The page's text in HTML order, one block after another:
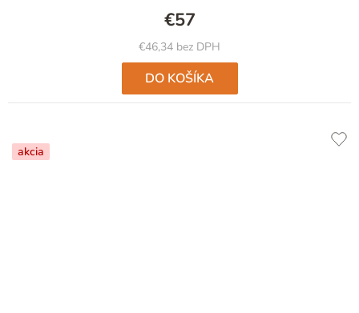
€46,34 bez DPH
€57
DO KOŠÍKA
akcia